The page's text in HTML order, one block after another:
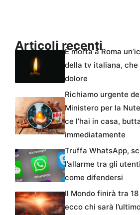
Articoli recenti
È morta a Roma
della tv italiana, che
dolore
Richiamo urgente
Ministero per la
ce l’hai in casa,
immediatamente
Truffa WhatsApp,
l’allarme tra gli
come difendersi
Il Mondo finirà tra 18
ecco chi sarà